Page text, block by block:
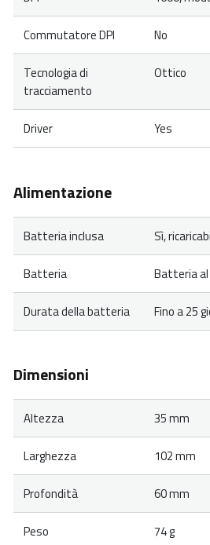
Commutatore DPI No
Tecnologia di
tracciamento
Ottico
Driver Yes
Alimentazione
Batteria inclusa Sì,
Batteria Batteria al
Durata della batteria Fino a 25
Dimensioni
Altezza 35 mm
Larghezza 102 mm
Profondità 60 mm
Peso 74 g